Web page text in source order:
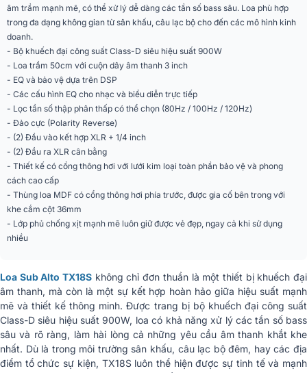
Công suất Peak 900W đỉnh
Tần số đáp ứng
SPL Tối Đa 126dB
Kết Nối
(2) Đầu vào kết hợp XLR/TRS, (2)
Đầu ra XLR cân bằng, (1) Đầu vào
Điện Áp
100-120 | 220-240 VAC, 50/60 Hz
Tay Cầm 2 tay cầm bên
Lắp Đặt Khe cắm cột 36mm
Kích Thước 585 x 585 x 585mm
âm trầm mạnh mẽ, có thể xử lý dễ dàng các tần số bass sâu. Loa phù hợp
trong đa dạng không gian từ sân khấu, câu lạc bộ cho đến các mô hình kinh
doanh.
- Bộ khuếch đại công suất Class-D siêu hiệu suất 900W
- Loa trầm 50cm với cuộn dây âm thanh 3 inch
- EQ và bảo vệ dựa trên DSP
- Các cấu hình EQ cho nhạc và biểu diễn trực tiếp
- Lọc tần số thập phân thấp có thể chọn (80Hz / 100Hz / 120Hz)
- Đảo cực (Polarity Reverse)
- (2) Đầu vào kết hợp XLR + 1/4 inch
- (2) Đầu ra XLR cân bằng
- Thiết kế có cổng thông hơi với lưới kim loại toàn phần bảo vệ và phong
cách cao cấp
- Thùng loa MDF có cổng thông hơi phía trước, được gia cố bên trong với
khe cắm cột 36mm
- Lớp phủ chống xịt mạnh mẽ luôn giữ được vẻ đẹp, ngay cả khi sử dụng
nhiều
Loa Sub Alto TX18S không chỉ đơn thuần là một thiết bị khuếch đại
âm thanh, mà còn là một sự kết hợp hoàn hảo giữa hiệu suất mạnh
mẽ và thiết kế thông minh. Được trang bị bộ khuếch đại công suất
Class-D siêu hiệu suất 900W, loa có khả năng xử lý các tần số bass
sâu và rõ ràng, làm hài lòng cả những yêu cầu âm thanh khắt khe
nhất. Dù là trong môi trường sân khấu, câu lạc bộ đêm, hay các địa
điểm tổ chức sự kiện, TX18S luôn thể hiện được sự tinh tế và mạnh